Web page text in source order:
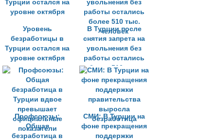
Уровень
безработицы в
Турции остался на
уровне октября
В Турции после
снятия запрета на
увольнения без
работы остались
более 510 тыс.
человек
Профсоюзы:
Общая
безработица в
СМИ: В Турции на
фоне прекращения
поддержки